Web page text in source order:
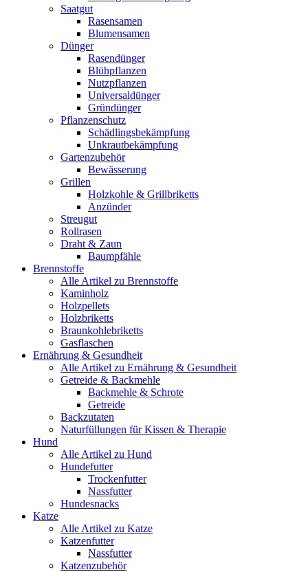
Saatgut
Rasensamen
Blumensamen
Dünger
Rasendünger
Blühpflanzen
Nutzpflanzen
Universaldünger
Gründünger
Pflanzenschutz
Schädlingsbekämpfung
Unkrautbekämpfung
Gartenzubehör
Bewässerung
Grillen
Holzkohle & Grillbriketts
Anzünder
Streugut
Rollrasen
Draht & Zaun
Baumpfähle
Brennstoffe
Alle Artikel zu Brennstoffe
Kaminholz
Holzpellets
Holzbriketts
Braunkohlebriketts
Gasflaschen
Ernährung & Gesundheit
Alle Artikel zu Ernährung & Gesundheit
Getreide & Backmehle
Backmehle & Schrote
Getreide
Backzutaten
Naturfüllungen für Kissen & Therapie
Hund
Alle Artikel zu Hund
Hundefutter
Trockenfutter
Nassfutter
Hundesnacks
Katze
Alle Artikel zu Katze
Katzenfutter
Nassfutter
Katzenzubehör